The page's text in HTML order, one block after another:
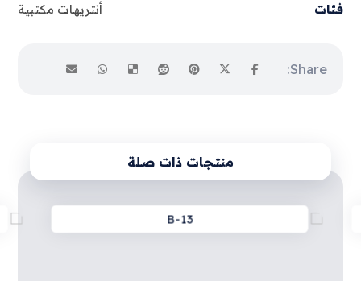
فئات أنتريهات مكتبية
منتجات ذات صلة
B-13